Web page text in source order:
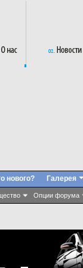
Опции форума
нового? Галерея